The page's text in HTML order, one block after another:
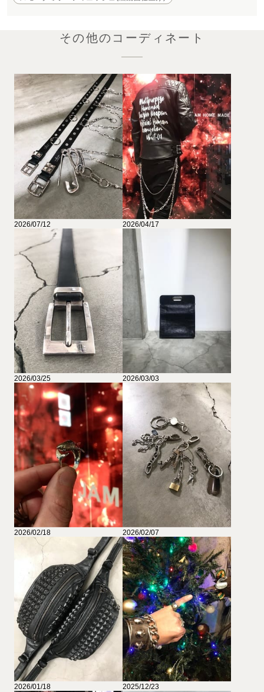
その他のコーディネート
2026/07/12 2026/04/17
2026/03/25 2026/03/03
2026/02/18 2026/02/07
2026/01/18 2025/12/23